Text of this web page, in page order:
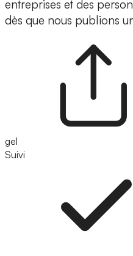
entreprises et des
dès que nous publions
gel
Suivi